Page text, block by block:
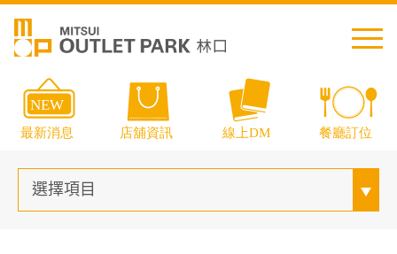
繁中 简中 日本語 English Thai